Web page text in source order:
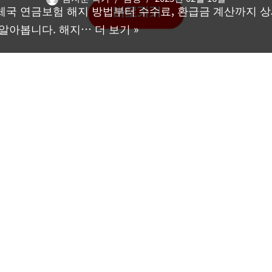
국 연금보험 해지 방법부터 수수료, 환급금 계산까지
아봅니다. 해지…더 보기 »